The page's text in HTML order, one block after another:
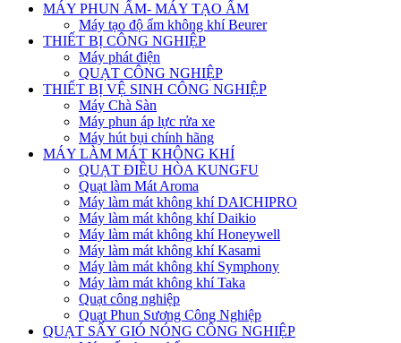
MÁY PHUN ẨM- MÁY TẠO ẨM
Máy tạo độ ẩm không khí Beurer
THIẾT BỊ CÔNG NGHIỆP
Máy phát điện
QUẠT CÔNG NGHIỆP
THIẾT BỊ VỆ SINH CÔNG NGHIỆP
Máy Chà Sàn
Máy phun áp lực rửa xe
Máy hút bụi chính hãng
MÁY LÀM MÁT KHÔNG KHÍ
QUẠT ĐIỀU HÒA KUNGFU
Quạt làm Mát Aroma
Máy làm mát không khí DAICHIPRO
Máy làm mát không khí Daikio
Máy làm mát không khí Honeywell
Máy làm mát không khí Kasami
Máy làm mát không khí Symphony
Máy làm mát không khí Taka
Quạt công nghiệp
Quạt Phun Sương Công Nghiệp
QUẠT SẤY GIÓ NÓNG CÔNG NGHIỆP